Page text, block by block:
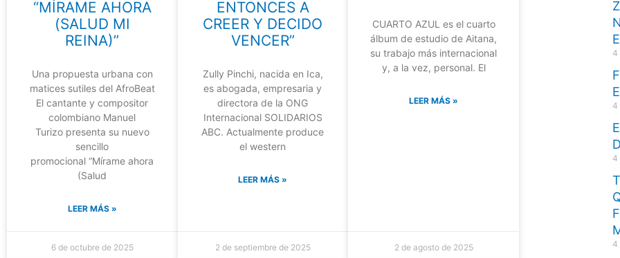
“MÍRAME AHORA
(SALUD MI
REINA)”
Una propuesta urbana con
matices sutiles del AfroBeat
El cantante y compositor
colombiano Manuel
Turizo presenta su nuevo
sencillo
promocional “Mírame ahora
(Salud
LEER MÁS »
6 de octubre de 2025
ENTONCES A
CREER Y DECIDO
VENCER”
Zully Pinchi, nacida en Ica,
es abogada, empresaria y
directora de la ONG
Internacional SOLIDARIOS
ABC. Actualmente produce
el western
LEER MÁS »
2 de septiembre de 2025
CUARTO AZUL es el cuarto
álbum de estudio de Aitana,
su trabajo más internacional
y, a la vez, personal. El
LEER MÁS »
2 de agosto de 2025
4
4
4
4